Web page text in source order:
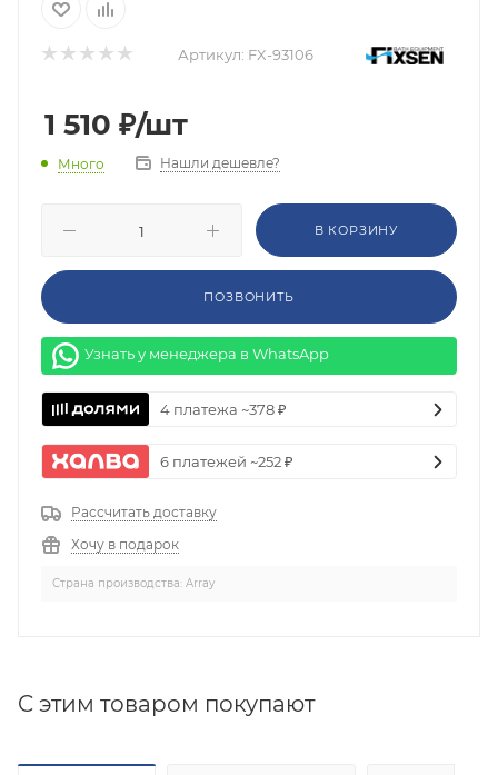
Артикул: FX-93106
1 510 ₽/шт
Много Нашли дешевле?
В КОРЗИНУ
ПОЗВОНИТЬ
Узнать у менеджера в WhatsApp
4 платежа ~378 ₽
6 платежей ~252 ₽
Рассчитать доставку
Хочу в подарок
Страна производства: Array
C этим товаром покупают